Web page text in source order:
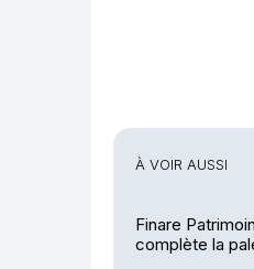
À VOIR AUSSI
Finare
complète la